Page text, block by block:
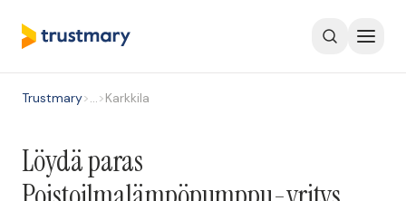
Trustmary>…>Karkkila
Löydä paras